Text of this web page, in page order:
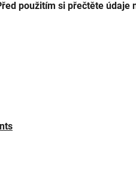
použitím si přečtěte